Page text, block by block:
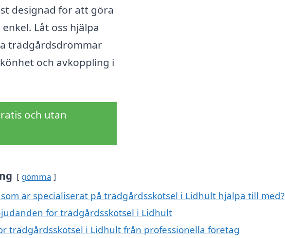
designad för att göra
Låt oss hjälpa
trädgårdsdrömmar
och avkoppling i
och utan
gömma
är specialiserat på trädgårdsskötsel i Lidhult hjälpa till med?
för trädgårdsskötsel i Lidhult
trädgårdsskötsel i Lidhult från professionella företag